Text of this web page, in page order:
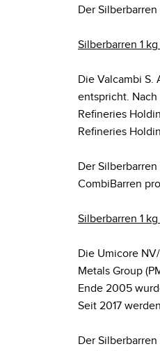
Der
Silberbarren 1
Die Valcambi S.
entspricht.
Refineries
Refineries
Der
CombiBarren
Silberbarren 1
Die Umicore
Metals Group
Ende 2005
Seit 2017
Der